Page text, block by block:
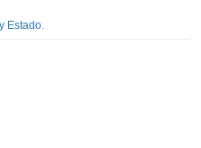
Estado.